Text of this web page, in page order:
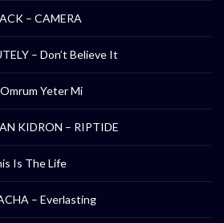
– CAMERA
– Don’t Believe It
Yeter Mi
KIDRON – RIPTIDE
Is The Life
– Everlasting